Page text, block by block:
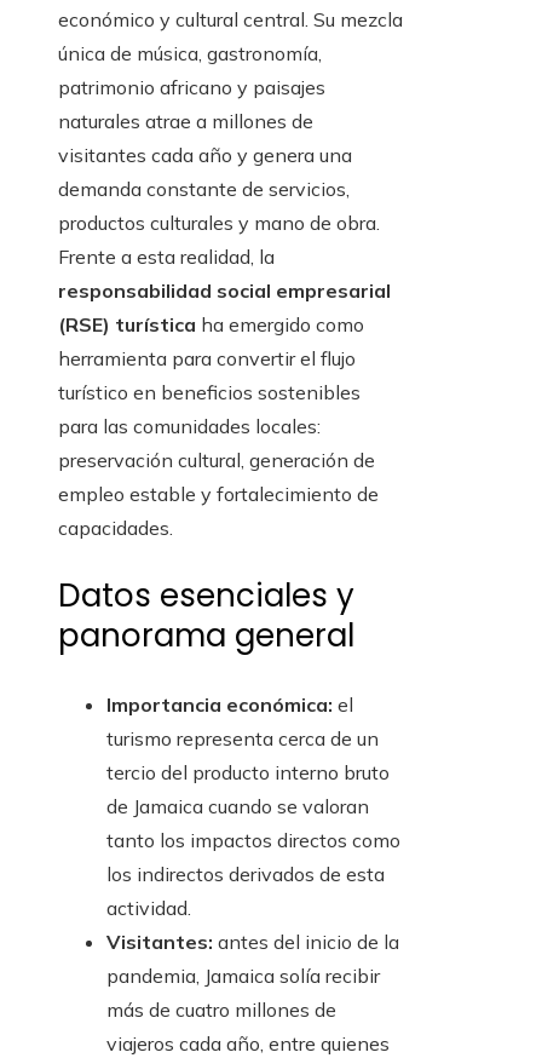
económico y cultural central. Su mezcla
única de música, gastronomía,
patrimonio africano y paisajes
naturales atrae a millones de
visitantes cada año y genera una
demanda constante de servicios,
productos culturales y mano de obra.
Frente a esta realidad, la
responsabilidad social empresarial
(RSE) turística ha emergido como
herramienta para convertir el flujo
turístico en beneficios sostenibles
para las comunidades locales:
preservación cultural, generación de
empleo estable y fortalecimiento de
capacidades.
Datos esenciales y
panorama general
Importancia económica: el
turismo representa cerca de un
tercio del producto interno bruto
de Jamaica cuando se valoran
tanto los impactos directos como
los indirectos derivados de esta
actividad.
Visitantes: antes del inicio de la
pandemia, Jamaica solía recibir
más de cuatro millones de
viajeros cada año, entre quienes